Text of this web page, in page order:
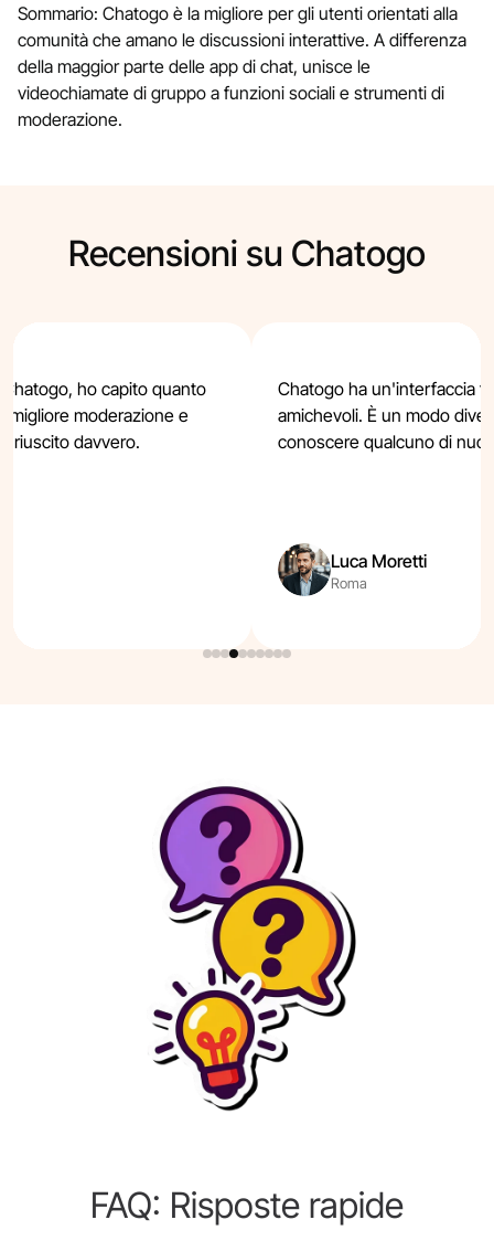
Sommario: Chatogo è la migliore per gli utenti orientati alla
comunità che amano le discussioni interattive. A differenza
della maggior parte delle app di chat, unisce le
videochiamate di gruppo a funzioni sociali e strumenti di
moderazione.
Recensioni su Chatogo
ho capito quanto
migliore moderazione e
riuscito davvero.
Chatogo ha un'interfaccia
amichevoli. È un modo
conoscere qualcuno di
Luca Moretti
Roma
FAQ: Risposte rapide